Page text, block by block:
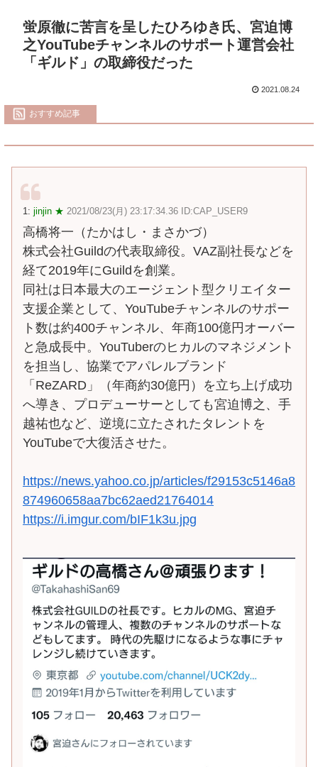
蛍原徹に苦言を呈したひろゆき氏、宮迫博
之YouTubeチャンネルのサポート運営会社
「ギルド」の取締役だった
2021.08.24
おすすめ記事
1: jinjin ★ 2021/08/23(月) 23:17:34.36 ID:CAP_USER9
高橋将一（たかはし・まさかづ）
株式会社Guildの代表取締役。VAZ副社長などを
経て2019年にGuildを創業。
同社は日本最大のエージェント型クリエイター
支援企業として、YouTubeチャンネルのサポー
ト数は約400チャンネル、年商100億円オーバー
と急成長中。YouTuberのヒカルのマネジメント
を担当し、協業でアパレルブランド
「ReZARD」（年商約30億円）を立ち上げ成功
へ導き、プロデューサーとしても宮迫博之、手
越祐也など、逆境に立たされたタレントを
YouTubeで大復活させた。
https://news.yahoo.co.jp/articles/f29153c5146a8
874960658aa7bc62aed21764014
https://i.imgur.com/bIF1k3u.jpg